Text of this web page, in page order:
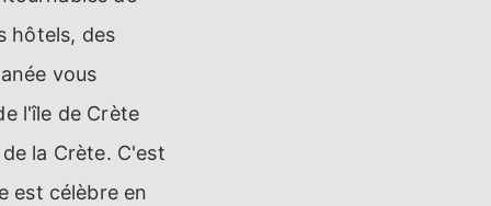
hôtels, des
vous
l'île de Crète
la Crète. C'est
est célèbre en